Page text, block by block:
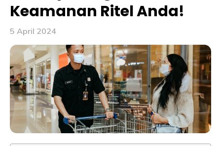
Keamanan Ritel Anda!
5 April 2024